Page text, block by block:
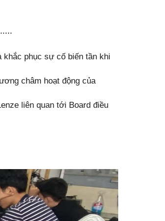
khắc phục sự cố biến tần khi
châm hoạt động của
liên quan tới Board điều